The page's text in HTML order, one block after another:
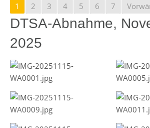
1 2 3 4 5 6 7
DTSA-Abnahme,
2025